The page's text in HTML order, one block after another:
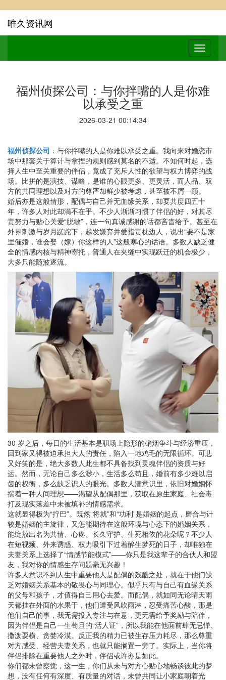
唯久资讯网
福州侦探公司：与你拌嘴的人是你难
以承受之重
2026-03-21 00:14:34
福州侦探公司 ：与你拌嘴的人是你难以承受之重。我向来对婚恋市
场中那套关于算计与拿捏的规则感到莫名的不适。不知何时起，选
择人生中至关重要的伴侣，竟成了充斥人性的欲望与权力博弈的战
场。比拼的是演技、谋略，是谁的心眼更多、更灵活，而人品、双
方的共同理想以及对方的尊严却鲜少被考虑，甚至被不屑一顾。
婚后亦是这般情形，配偶与自己并无血缘关系，却要共度四五十
年，许多人对此却满不在乎。不少人渐渐习惯了伴侣的好，对其尽
责努力与贴心关爱“脱敏”，连一句真诚感谢的话都吝啬给予。甚至在
外界刺激与岁月蹉跎下，越发嫌弃并爱指责枕边人，说出“要不是家
里催婚，谁会娶（嫁）你这样的人”这般寒心的话语。多数人缺乏健
全的情感内核与精神寄托，普通人在夹缝中实现跃迁的机会极少，
大多只能随波逐流。
30 岁之后，每日的生活基本是职场上隐形的硝烟争斗与经济重压，
回到家又得被迫承担大人的责任，陷入一地鸡毛的无限循环。可悲
又好笑的是，绝大多数人此生都不具备找到灵魂伴侣的资质与好
运。然而，无论自己多么渺小，生活多么苟且，婚前有多少难以启
齿的权衡，多么缺乏识人的眼光。多数人潜意识里，依旧对婚姻怀
揣着一种人间理想——渴望从配偶那里，获取在原生家庭、社会毒
打及现实落差中未被填补的情感需求。
这就显得极为“拧巴”。既然“将就”和“功利”是婚姻的起点，磨合与计
较是婚姻的主旋律，又怎能期待在这般环境与心态下的婚姻关系，
能绽放出名为共情、心疼、长久守护、生死相依的花朵呢？不少人
在短视频、外来诱惑、权力吸引下过着醉生梦死的日子，却唯独在
夫妻关系上选择了“情感节能模式”——你只是我这辈子的合伙人和盟
友，我对你的情感生存问题毫无兴趣！
许多人意识不到人生中重要他人是配偶的残酷之处，就在于他们缺
乏对婚姻关系基本的敬畏心与同理心。似乎只有与自己有血缘关系
的父母和孩子，才值得自己用心去爱。而配偶，就如同无论晴天雨
天都挂在外面的水果干，他们遭受风吹雨淋，忍受痛苦心酸，那是
他们自己的事，我无需投入专注与在意，更无需给予奖励与陪伴，
因为伴侣是自己一生苟且的“活人证”，所以我能在他面前肆无忌惮、
撒泼耍横、贪婪冷漠。反正我的精力已被生存压力耗尽，那么尊重
对方感受、经营夫妻关系，也就只能搁置一旁了。实际上，当你将
伴侣排除在重要他人之外时，伴侣或许亦是如此。
你们都未曾察觉，这一生，你们从未与对方心贴心地畅谈彼此的梦
想，没有任何有深度、有质量的对话，未曾共同让小家庭朝着光